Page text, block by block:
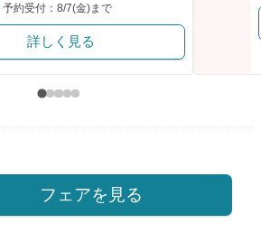
予約受付：8/7(金)まで
詳しく見る
フェアを見る